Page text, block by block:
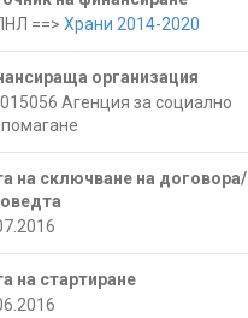
==> Храни 2014-2020
организация
Агенция за социално
на сключване на договора/
на стартиране